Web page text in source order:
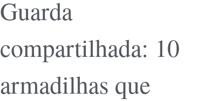
Guarda
compartilhada: 10
armadilhas que